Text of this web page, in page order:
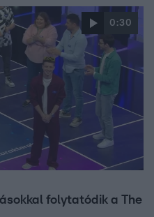
0:30
folytatódik a The